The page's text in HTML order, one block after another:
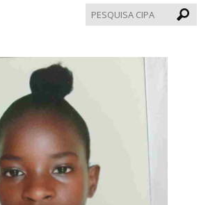
CIPA